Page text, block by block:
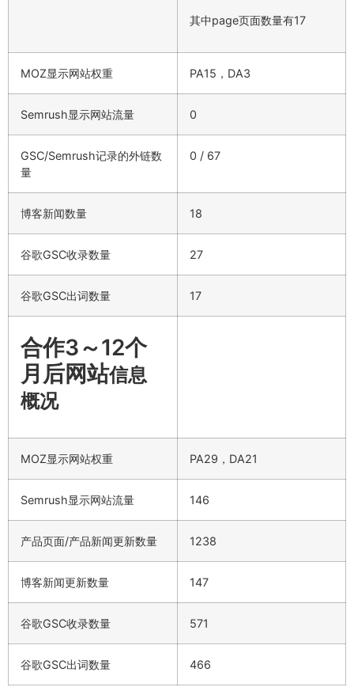
其中page页面数量有17
MOZ显示网站权重 PA15，DA3
Semrush显示网站流量 0
GSC/Semrush记录的外链数
量
0 / 67
博客新闻数量 18
谷歌GSC收录数量 27
谷歌GSC出词数量 17
合作3～12个
月后网站信息
概况
MOZ显示网站权重 PA29，DA21
Semrush显示网站流量 146
产品页面/产品新闻更新数量 1238
博客新闻更新数量 147
谷歌GSC收录数量 571
谷歌GSC出词数量 466